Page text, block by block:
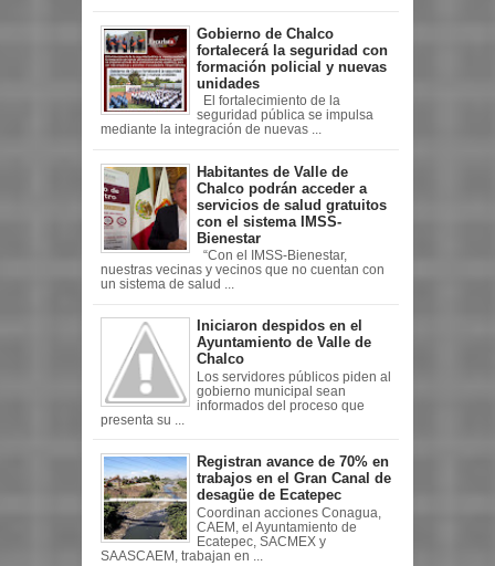
Gobierno de Chalco
fortalecerá la seguridad con
formación policial y nuevas
unidades
El fortalecimiento de la
seguridad pública se impulsa
mediante la integración de nuevas ...
Habitantes de Valle de
Chalco podrán acceder a
servicios de salud gratuitos
con el sistema IMSS-
Bienestar
“Con el IMSS-Bienestar,
nuestras vecinas y vecinos que no cuentan con
un sistema de salud ...
Iniciaron despidos en el
Ayuntamiento de Valle de
Chalco
Los servidores públicos piden al
gobierno municipal sean
informados del proceso que
presenta su ...
Registran avance de 70% en
trabajos en el Gran Canal de
desagüe de Ecatepec
Coordinan acciones Conagua,
CAEM, el Ayuntamiento de
Ecatepec, SACMEX y
SAASCAEM, trabajan en ...